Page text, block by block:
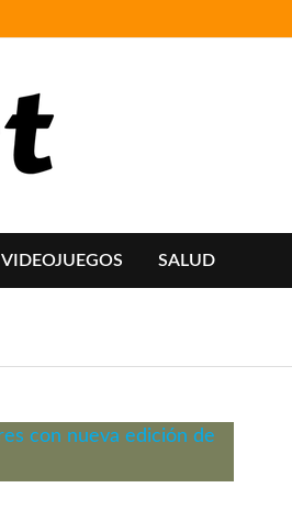
VIDEOJUEGOS SALUD